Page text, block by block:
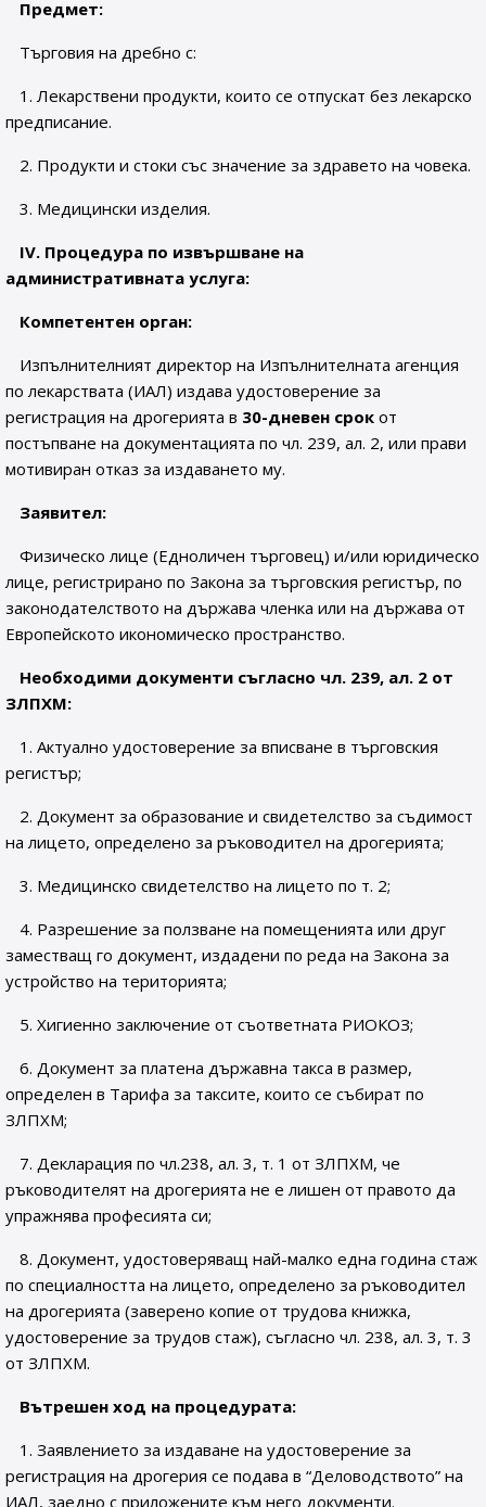
Предмет:
Търговия на дребно с:
1. Лекарствени продукти, които се отпускат без лекарско
предписание.
2. Продукти и стоки със значение за здравето на човека.
3. Медицински изделия.
IV. Процедура по извършване на
административната услуга:
Компетентен орган:
Изпълнителният директор на Изпълнителната агенция
по лекарствата (ИАЛ) издава удостоверение за
регистрация на дрогерията в 30-дневен срок от
постъпване на документацията по чл. 239, ал. 2, или прави
мотивиран отказ за издаването му.
Заявител:
Физическо лице (Едноличен търговец) и/или юридическо
лице, регистрирано по Закона за търговския регистър, по
законодателството на държава членка или на държава от
Европейското икономическо пространство.
Необходими документи съгласно чл. 239, ал. 2 от
ЗЛПХМ:
1. Актуално удостоверение за вписване в търговския
регистър;
2. Документ за образование и свидетелство за съдимост
на лицето, определено за ръководител на дрогерията;
3. Медицинско свидетелство на лицето по т. 2;
4. Разрешение за ползване на помещенията или друг
заместващ го документ, издадени по реда на Закона за
устройство на територията;
5. Хигиенно заключение от съответната РИОКОЗ;
6. Документ за платена държавна такса в размер,
определен в Тарифа за таксите, които се събират по
ЗЛПХМ;
7. Декларация по чл.238, ал. 3, т. 1 от ЗЛПХМ, че
ръководителят на дрогерията не е лишен от правото да
упражнява професията си;
8. Документ, удостоверяващ най-малко една година стаж
по специалността на лицето, определено за ръководител
на дрогерията (заверено копие от трудова книжка,
удостоверение за трудов стаж), съгласно чл. 238, ал. 3, т. 3
от ЗЛПХМ.
Вътрешен ход на процедурата:
1. Заявлението за издаване на удостоверение за
регистрация на дрогерия се подава в “Деловодството” на
ИАЛ, заедно с приложените към него документи.